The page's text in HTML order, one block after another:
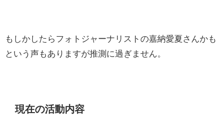
もしかしたらフォトジャーナリストの嘉納愛夏さんかも
という声もありますが推測に過ぎません。
現在の活動内容